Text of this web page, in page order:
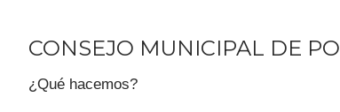
CONSEJO MUNICIPAL DE
¿Qué hacemos?